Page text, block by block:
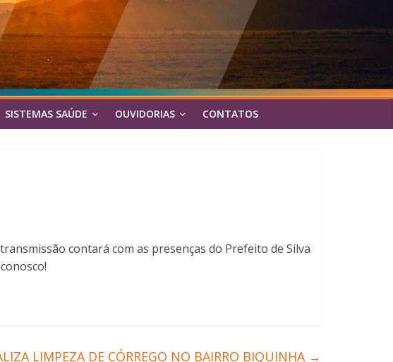
SISTEMAS SAÚDE OUVIDORIAS CONTATOS
contará com as presenças do Prefeito de Silva
LIMPEZA DE CÓRREGO NO BAIRRO BIQUINHA →